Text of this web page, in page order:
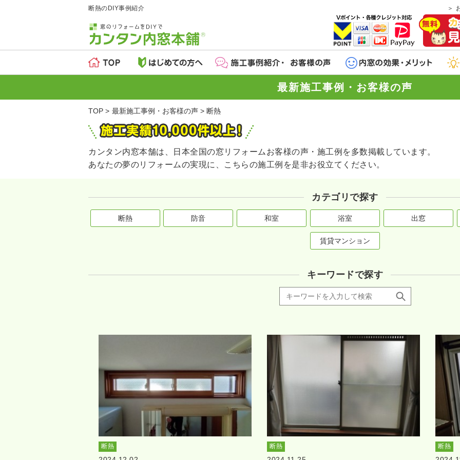
断熱のDIY事例紹介
最新施工事例・お客様の声
TOP 最新施工事例・お客様の声 断熱
カンタン内窓本舗は、日本全国の窓リフォームお客様の声・施工例を多数掲載しています。
あなたの夢のリフォームの実現に、こちらの施工例を是非お役立てください。
カテゴリで探す
断熱 防音 和室 浴室 出窓
賃貸マンション
キーワードで探す
断熱 断熱 断熱